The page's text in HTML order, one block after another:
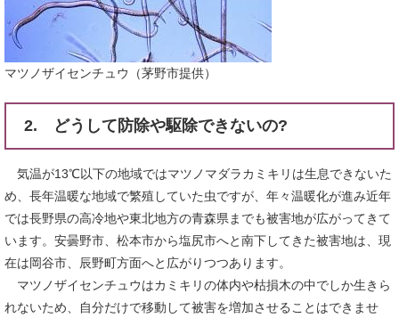
マツノザイセンチュウ（茅野市提供）
2. どうして防除や駆除できないの?
気温が13℃以下の地域ではマツノマダラカミキリは生息できないた
め、長年温暖な地域で繁殖していた虫ですが、年々温暖化が進み近年
では長野県の高冷地や東北地方の青森県までも被害地が広がってきて
います。安曇野市、松本市から塩尻市へと南下してきた被害地は、現
在は岡谷市、辰野町方面へと広がりつつあります。
マツノザイセンチュウはカミキリの体内や枯損木の中でしか生きら
れないため、自分だけで移動して被害を増加させることはできませ